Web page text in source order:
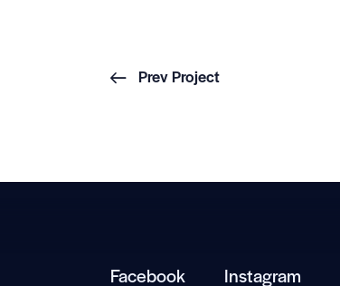
Prev Project
Facebook Instagram